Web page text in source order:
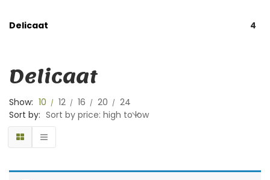
Delicaat 4
Delicaat
Show: 10 12 16 20
24
Sort by: Sort by price: high to low